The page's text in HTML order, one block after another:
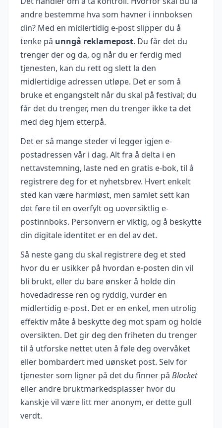
andre bestemme hva som havner i innboksen
din? Med en midlertidig e-post slipper du å
tenke på unngå reklamepost. Du får det du
trenger der og da, og når du er ferdig med
tjenesten, kan du rett og slett la den
midlertidige adressen utløpe. Det er som å
bruke et engangstelt når du skal på festival; du
får det du trenger, men du trenger ikke ta det
med deg hjem etterpå.
Det er så mange steder vi legger igjen e-
postadressen vår i dag. Alt fra å delta i en
nettavstemning, laste ned en gratis e-bok, til å
registrere deg for et nyhetsbrev. Hvert enkelt
sted kan være harmløst, men samlet sett kan
det føre til en overfylt og uoversiktlig e-
postinnboks. Personvern er viktig, og å beskytte
din digitale identitet er en del av det.
Så neste gang du skal registrere deg et sted
hvor du er usikker på hvordan e-posten din vil
bli brukt, eller du bare ønsker å holde din
hovedadresse ren og ryddig, vurder en
midlertidig e-post. Det er en enkel, men utrolig
effektiv måte å beskytte deg mot spam og holde
oversikten. Det gir deg den friheten du trenger
til å utforske nettet uten å føle deg overvåket
eller bombardert med uønsket post. Selv for
tjenester som ligner på det du finner på Blocket
eller andre bruktmarkedsplasser hvor du
kanskje vil være litt mer anonym, er dette gull
verdt.